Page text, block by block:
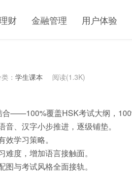
财 金融管理 用户体验
： 学生课本 阅读(1.3K)
合——100%覆盖HSK考试大纲，
、汉字小步推进，逐级铺垫。
学习策略。
度，增加语言接触面。
与考试风格全面接轨。